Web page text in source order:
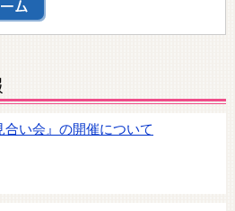
い会』の開催について